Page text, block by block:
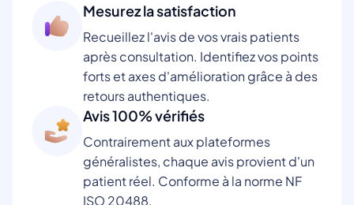
Mesurez la satisfaction
Recueillez l'avis de vos vrais patients
après consultation. Identifiez vos points
forts et axes d'amélioration grâce à des
retours authentiques.
Avis 100% vérifiés
Contrairement aux plateformes
généralistes, chaque avis provient d'un
patient réel. Conforme à la norme NF
ISO 20488.